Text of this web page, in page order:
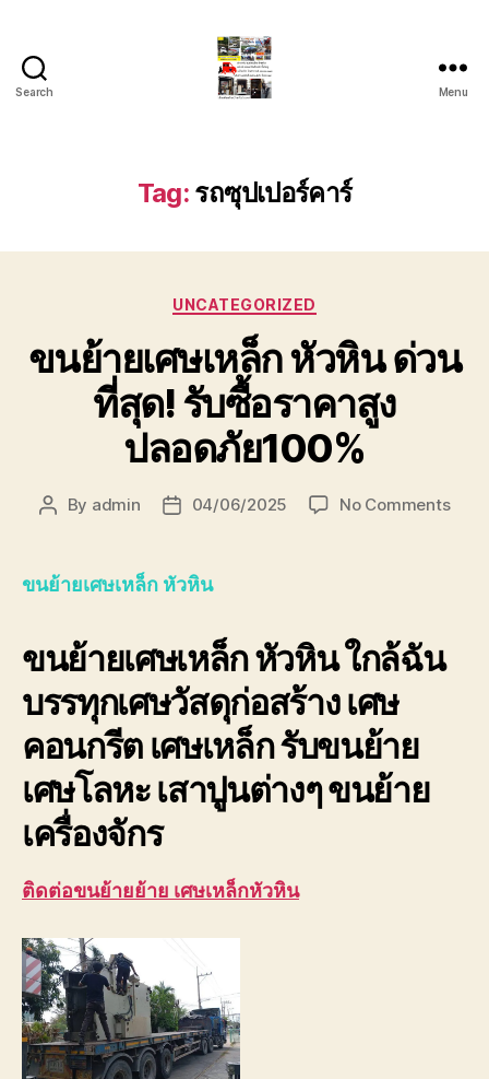
Search
สไลด์
ใน
หัวหิน
ชั่วโมง
โทร
0888000456
Menu
Tag: รถซุปเปอร์คาร์
Categories
UNCATEGORIZED
ขนย้ายเศษเหล็ก หัวหิน ด่วน
ที่สุด! รับซื้อราคาสูง
ปลอดภัย100%
Post
By admin
Post04/06/2025 No Commentson
ขนย้ายเศษเหล็ก หัวหิน
ขนย้ายเศษเหล็ก หัวหินใกล้ฉัน
บรรทุกเศษวัสดุก่อสร้าง เศษ
คอนกรีต เศษเหล็ก รับขนย้าย
เศษโลหะ เสาปูนต่างๆ ขนย้าย
เครื่องจักร
ติดต่อขนย้ายย้าย เศษเหล็กหัวหิน